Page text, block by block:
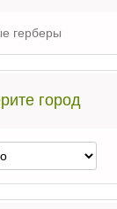
герберы
город